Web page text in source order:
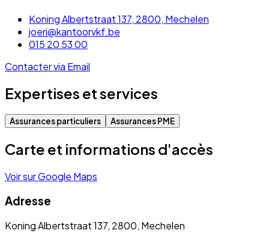
Koning Albertstraat 137, 2800, Mechelen
joeri@kantoorvkf.be
015 20 53 00
Contacter via Email
Expertises et services
Assurances particuliers Assurances PME
Carte et informations d'accès
Voir sur Google Maps
Adresse
Koning Albertstraat 137, 2800, Mechelen